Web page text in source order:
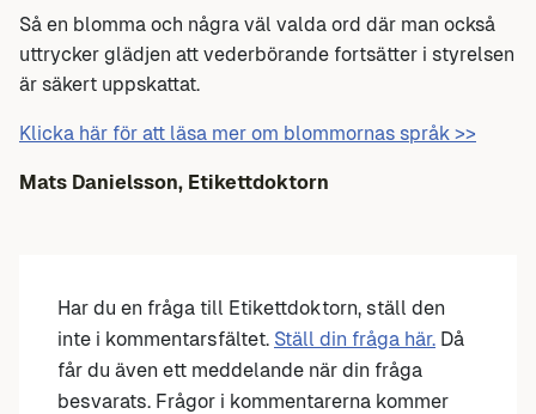
Så en blomma och några väl valda ord där man också
uttrycker glädjen att vederbörande fortsätter i styrelsen
är säkert uppskattat.
Klicka här för att läsa mer om blommornas språk >>
Mats Danielsson, Etikettdoktorn
Har du en fråga till Etikettdoktorn, ställ den
inte i kommentarsfältet. Ställ din fråga här. Då
får du även ett meddelande när din fråga
besvarats. Frågor i kommentarerna kommer